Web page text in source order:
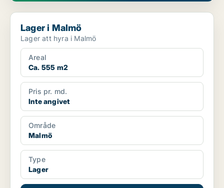
Lager i Malmö
Lager i Malmö
Lager att hyra i Malmö
Areal
Ca. 555 m2
Pris pr. md.
Inte angivet
Område
Malmö
Type
Lager